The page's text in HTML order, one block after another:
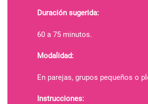
Duración sugerida:
60 a 75 minutos.
Modalidad:
En parejas, grupos pequeños o
Instrucciones: